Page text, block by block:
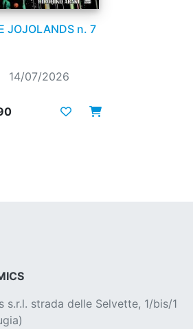
JOJOLANDS n. 7
14/07/2026
s.r.l. strada delle Selvette, 1/bis/1